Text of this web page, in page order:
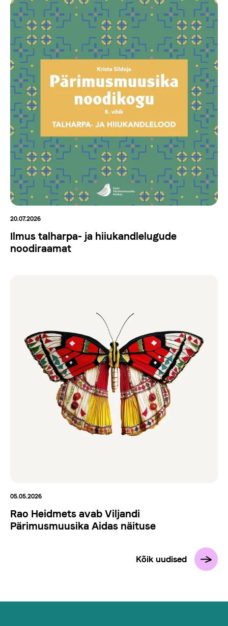
20.07.2026
Ilmus talharpa- ja hiiukandlelugude
noodiraamat
05.05.2026
Rao Heidmets avab Viljandi
Pärimusmuusika Aidas näituse
Kõik uudised